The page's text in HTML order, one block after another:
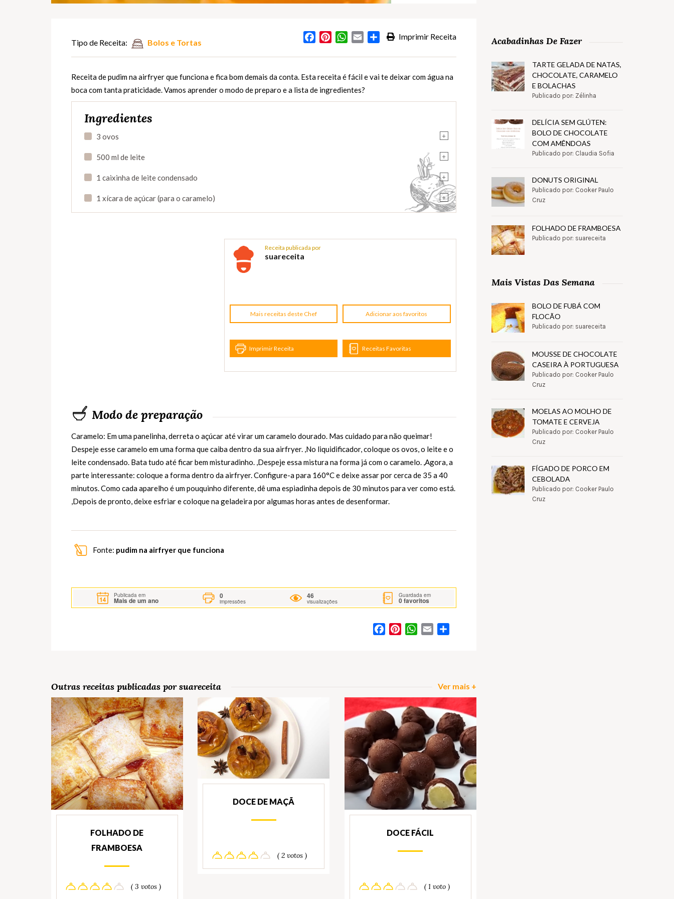
Imprimir Receita
FacebookPinterestWhatsApp
Email Partilhar
Tipo de Receita: Bolos e Tortas
Receita de pudim na airfryer que funciona e fica bom demais da conta. Esta receita é fácil e vai te deixar com água na
boca com tanta praticidade. Vamos aprender o modo de preparo e a lista de ingredientes?
Ingredientes
+
3 ovos
+
500 ml de leite
+
1 caixinha de leite condensado
+
1 xícara de açúcar (para o caramelo)
Receita publicada por
suareceita
Mais receitas deste Chef Adicionar aos favoritos
Imprimir Receita Receitas Favoritas
Modo de preparação
Caramelo: Em uma panelinha, derreta o açúcar até virar um caramelo dourado. Mas cuidado para não queimar!
Despeje esse caramelo em uma forma que caiba dentro da sua airfryer. ,No liquidificador, coloque os ovos, o leite e o
leite condensado. Bata tudo até ficar bem misturadinho. ,Despeje essa mistura na forma já com o caramelo. ,Agora, a
parte interessante: coloque a forma dentro da airfryer. Configure-a para 160°C e deixe assar por cerca de 35 a 40
minutos. Como cada aparelho é um pouquinho diferente, dê uma espiadinha depois de 30 minutos para ver como está.
,Depois de pronto, deixe esfriar e coloque na geladeira por algumas horas antes de desenformar.
Fonte: pudim na airfryer que funciona
Publicada em
Mais de um ano
0
impressões
46
visualizações
Guardada em
0favoritos
FacebookPinterestWhatsApp
Email
Outras receitas publicadas por suareceita Ver mais +
FOLHADO DE
FRAMBOESA
( 3 votos )
DOCE DE MAÇÃ
( 2 votos )
DOCE FÁCIL
( 1 voto )
Acabadinhas De Fazer
TARTE GELADA DE NATAS,
CHOCOLATE, CARAMELO
E BOLACHAS
Publicado por: Zélinha
DELÍCIA SEM GLÚTEN:
BOLO DE CHOCOLATE
COM AMÊNDOAS
Publicado por: Claudia Sofia
DONUTS ORIGINAL
Publicado por: Cooker Paulo
Cruz
FOLHADO DE FRAMBOESA
Publicado por: suareceita
Mais Vistas Das Semana
BOLO DE FUBÁ COM
FLOCÃO
Publicado por: suareceita
MOUSSE DE CHOCOLATE
CASEIRA À PORTUGUESA
Publicado por: Cooker Paulo
Cruz
MOELAS AO MOLHO DE
TOMATE E CERVEJA
Publicado por: Cooker Paulo
Cruz
FÍGADO DE PORCO EM
CEBOLADA
Publicado por: Cooker Paulo
Cruz